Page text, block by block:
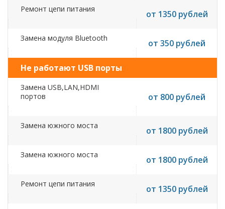
Ремонт цепи питания от 1350 рублей
Замена модуля Bluetooth от 350 рублей
Не работают USB порты
Замена USB,LAN,HDMI
портов
от 800 рублей
Замена южного моста от 1800 рублей
Замена южного моста от 1800 рублей
Ремонт цепи питания от 1350 рублей